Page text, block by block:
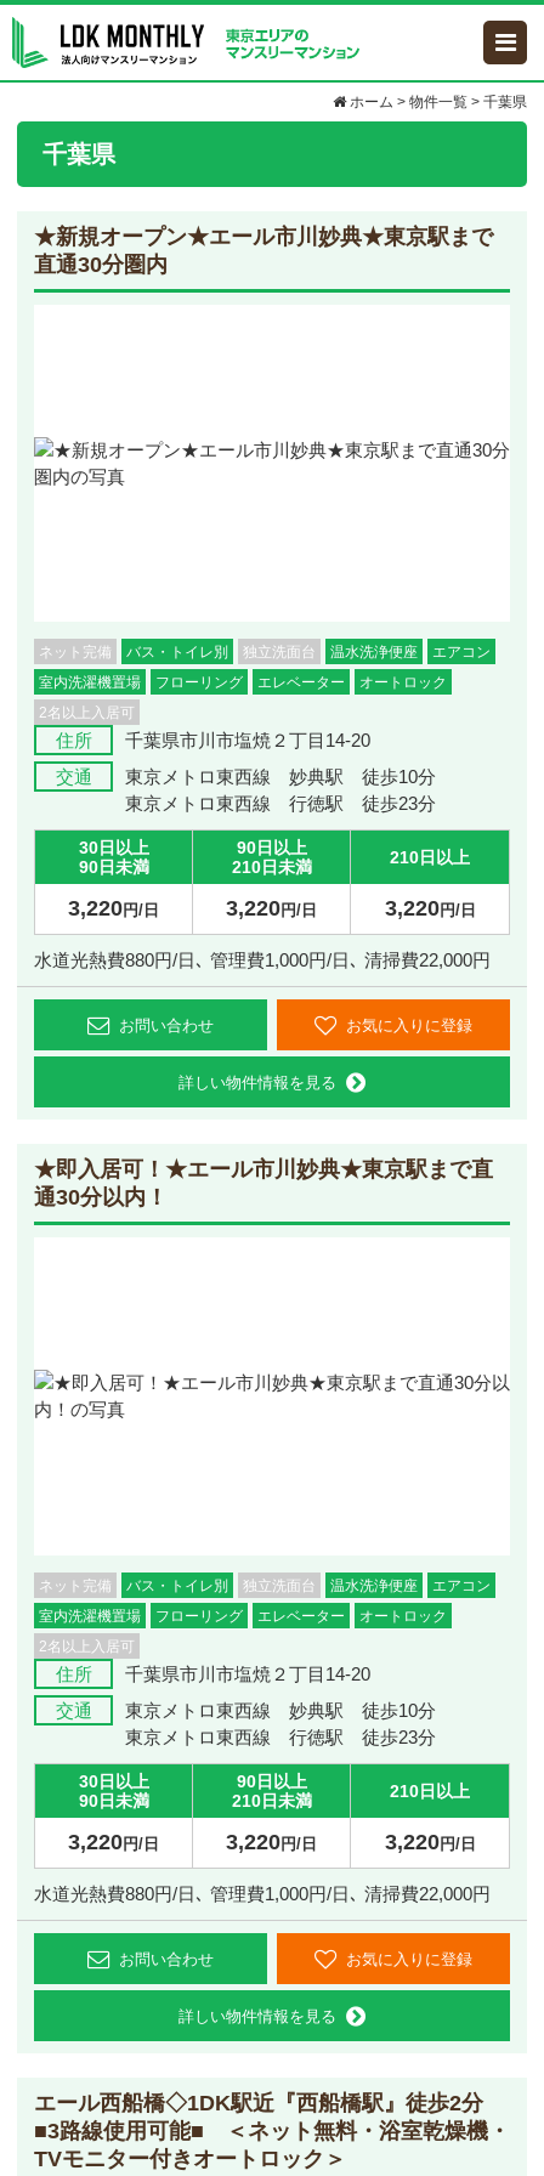
ホーム > 物件一覧 > 千葉県
千葉県
★新規オープン★エール市川妙典★東京駅まで
直通30分圏内
ネット完備 バス・トイレ別 独立洗面台 温水洗浄便座
エアコン
室内洗濯機置場
フローリング エレベーター
オートロック
2名以上入居可
住所
千葉県市川市塩焼２丁目14-20
交通
東京メトロ東西線 妙典駅 徒歩10分
東京メトロ東西線 行徳駅 徒歩23分
30日以上
90日未満
90日以上
210日未満
210日以上
3,220円/日 3,220円/日 3,220円/日
水道光熱費880円/日､ 管理費1,000円/日､ 清掃費22,000円
お問い合わせ お気に入りに登録
詳しい物件情報を見る
★即入居可！★エール市川妙典★東京駅まで直
通30分以内！
ネット完備 バス・トイレ別 独立洗面台 温水洗浄便座
エアコン
室内洗濯機置場
フローリング エレベーター
オートロック
2名以上入居可
住所
千葉県市川市塩焼２丁目14-20
交通
東京メトロ東西線 妙典駅 徒歩10分
東京メトロ東西線 行徳駅 徒歩23分
30日以上
90日未満
90日以上
210日未満
210日以上
3,220円/日 3,220円/日 3,220円/日
水道光熱費880円/日､ 管理費1,000円/日､ 清掃費22,000円
お問い合わせ お気に入りに登録
詳しい物件情報を見る
エール西船橋◇1DK駅近『西船橋駅』徒歩2分
■3路線使用可能■ ＜ネット無料・浴室乾燥機・
TVモニター付きオートロック＞